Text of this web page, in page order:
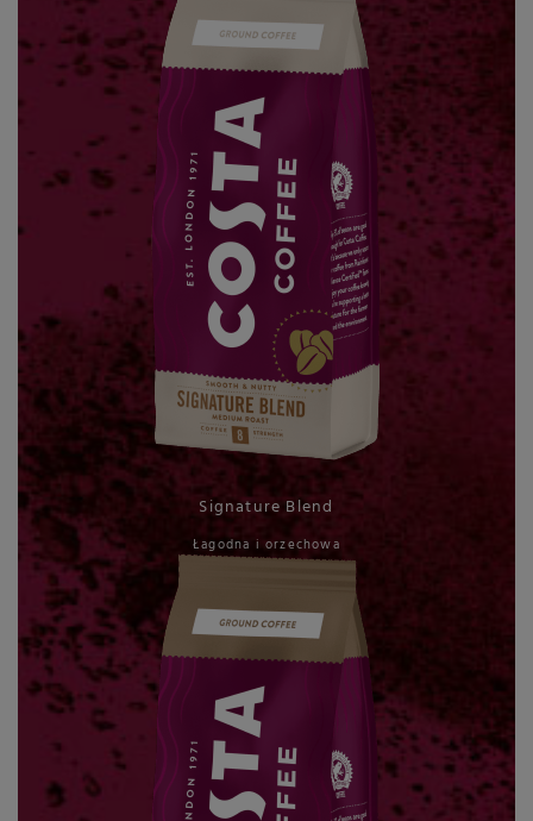
Signature Blend
Łagodna i orzechowa